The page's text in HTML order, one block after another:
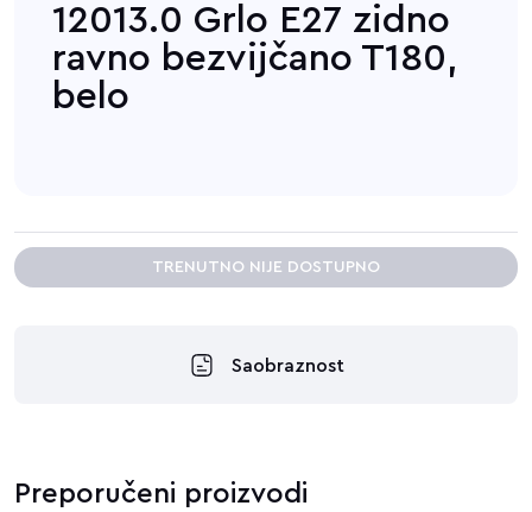
12013.0 Grlo E27 zidno
ravno bezvijčano T180,
belo
TRENUTNO NIJE DOSTUPNO
Saobraznost
Preporučeni proizvodi